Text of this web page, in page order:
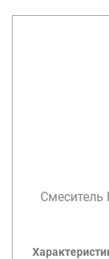
Смеситель